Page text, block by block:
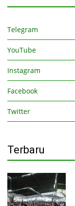
Telegram
YouTube
Instagram
Facebook
Twitter
Terbaru